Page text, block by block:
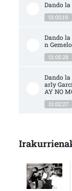
Dando la
01:00:19
Dando la
n
01:05:28
Dando la
arly
AY NO
01:02:27